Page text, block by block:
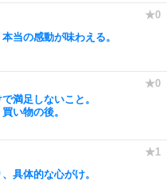
当の感動が味わえる。
満足しないこと。
い物の後。
具体的な心がけ。